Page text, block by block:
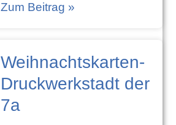
Zum Beitrag »
Weihnachtskarten-
Druckwerkstadt der
7a